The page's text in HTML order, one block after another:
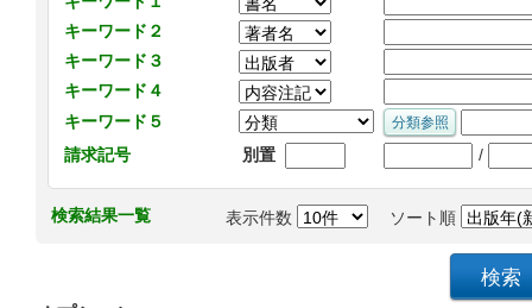
キーワード２
キーワード３
キーワード４
キーワード５
請求記号
別置 /
検索結果一覧 表示件数 ソート順